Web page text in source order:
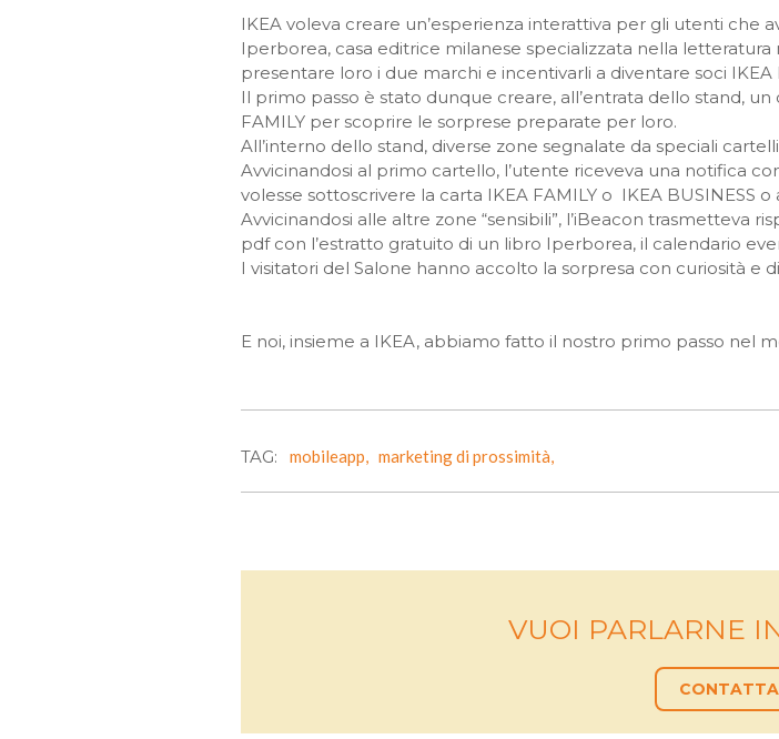
IKEA voleva creare un’esperienza interattiva per gli utenti che
Iperborea, casa editrice milanese specializzata nella
presentare loro i due marchi e incentivarli a diventare soci IKEA
Il primo passo è stato dunque creare, all’entrata dello stand, un
FAMILY per scoprire le sorprese preparate per loro.
All’interno dello stand, diverse zone segnalate da speciali
Avvicinandosi al primo cartello, l’utente riceveva una notifica
volesse sottoscrivere la carta IKEA FAMILY o IKEA BUSINESS
Avvicinandosi alle altre zone “sensibili”, l’iBeacon trasmetteva
pdf con l’estratto gratuito di un libro Iperborea, il calendario
I visitatori del Salone hanno accolto la sorpresa con curiosità e
E noi, insieme a IKEA, abbiamo fatto il nostro primo passo nel
TAG: mobileapp, marketing di prossimità,
VUOI PARLARNE